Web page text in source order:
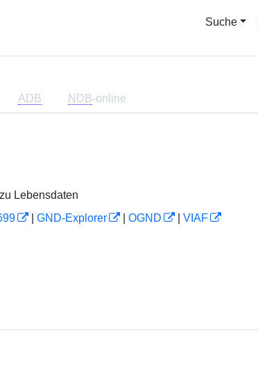
Suche
ADB NDB-online
Lebensdaten
GND-Explorer OGND
VIAF